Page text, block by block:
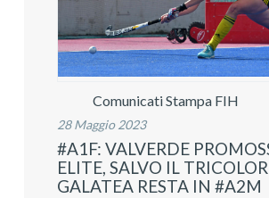
Comunicati Stampa FIH
28 Maggio 2023
#A1F: VALVERDE
ELITE, SALVO IL
GALATEA RESTA IN #A2M